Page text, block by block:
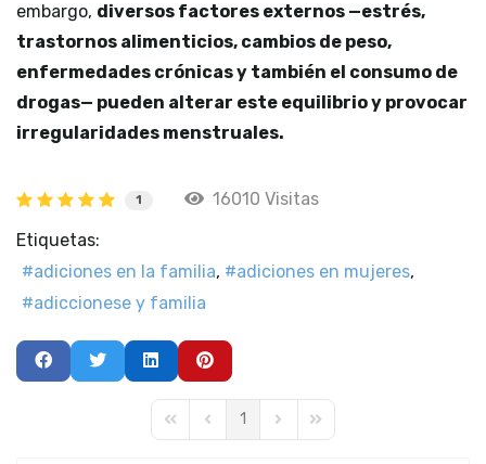
embargo, diversos factores externos —estrés,
trastornos alimenticios, cambios de peso,
enfermedades crónicas y también el consumo de
drogas— pueden alterar este equilibrio y provocar
irregularidades menstruales.
1 16010 Visitas
Etiquetas:
adiciones en la familia
adiciones en mujeres
adiccionese y familia
First PagePrevious Page
1 Next PageLast Page